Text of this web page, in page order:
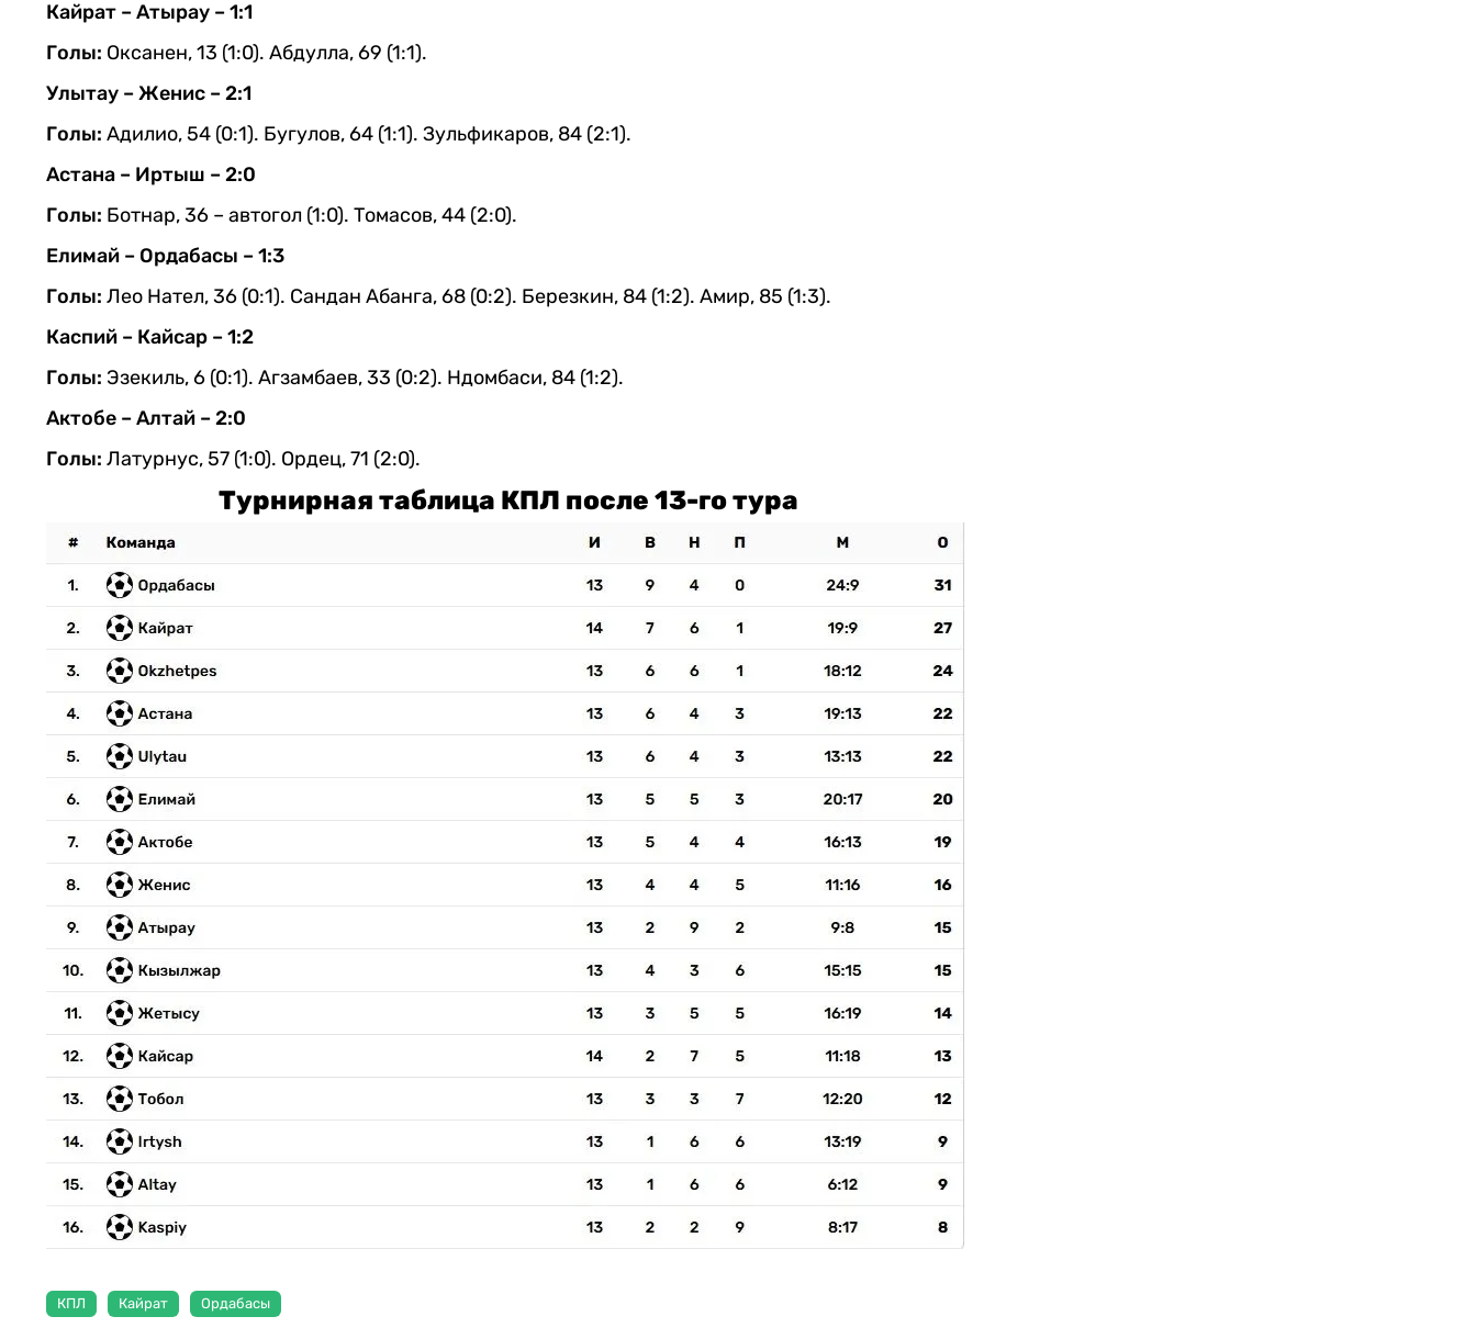
Кайрат – Атырау – 1:1
Голы: Оксанен, 13 (1:0). Абдулла, 69 (1:1).
Улытау – Женис – 2:1
Голы: Адилио, 54 (0:1). Бугулов, 64 (1:1). Зульфикаров, 84 (2:1).
Астана – Иртыш – 2:0
Голы: Ботнар, 36 – автогол (1:0). Томасов, 44 (2:0).
Елимай – Ордабасы – 1:3
Голы: Лео Нател, 36 (0:1). Сандан Абанга, 68 (0:2). Березкин, 84 (1:2). Амир, 85 (1:3).
Каспий – Кайсар – 1:2
Голы: Эзекиль, 6 (0:1). Агзамбаев, 33 (0:2). Ндомбаси, 84 (1:2).
Актобе – Алтай – 2:0
Голы: Латурнус, 57 (1:0). Ордец, 71 (2:0).
Турнирная таблица КПЛ после 13-го тура
КПЛ Кайрат Ордабасы